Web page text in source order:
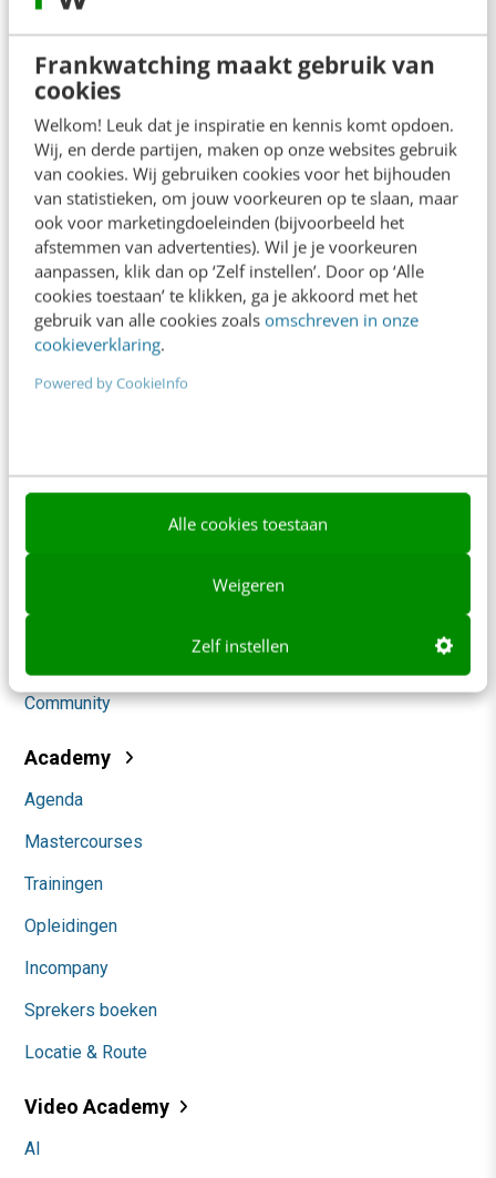
Frankwatching maakt gebruik van
cookies
Welkom! Leuk dat je inspiratie en kennis komt opdoen.
Wij, en derde partijen, maken op onze websites gebruik
van cookies. Wij gebruiken cookies voor het bijhouden
van statistieken, om jouw voorkeuren op te slaan, maar
ook voor marketingdoeleinden (bijvoorbeeld het
afstemmen van advertenties). Wil je je voorkeuren
aanpassen, klik dan op ‘Zelf instellen’. Door op ‘Alle
cookies toestaan’ te klikken, ga je akkoord met het
gebruik van alle cookies zoals omschreven in onze
cookieverklaring.
Powered by CookieInfo
Alle cookies toestaan
Weigeren
Zelf instellen
Frankwatching
Adverteren
Contact
Nieuwsbrieven
Over ons
Ons team
Werken bij
Whitepapers
Content & Communicatie
Social
Community
Academy
Agenda
Mastercourses
Trainingen
Opleidingen
Incompany
Sprekers boeken
Locatie & Route
Video Academy
AI